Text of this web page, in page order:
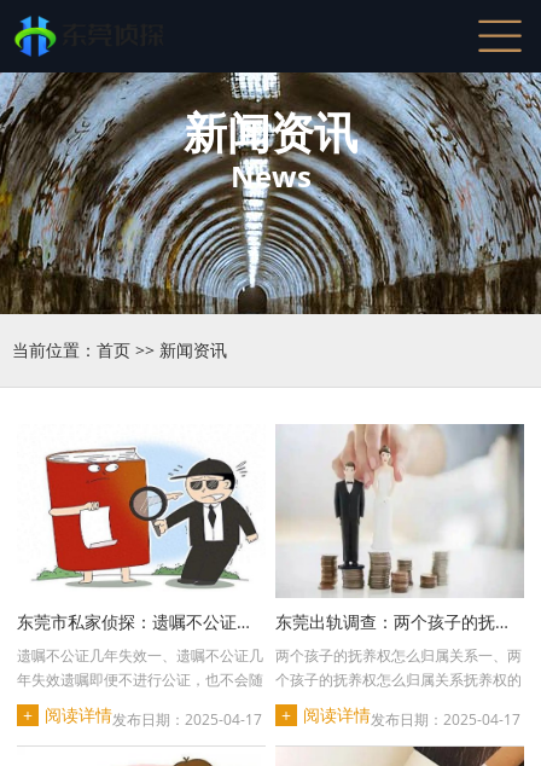
新闻资讯
News
当前位置： 首页 >> 新闻资讯
东莞市私家侦探：遗嘱不公证几年失效
遗嘱不公证几年失效一、遗嘱不公证几
年失效遗嘱即便不进行公证，也不会随
着时间的推移而失···
+ 阅读详情发布日期：2025-04-17
东莞出轨调查：两个孩子的抚养权怎么归属关系
两个孩子的抚养权怎么归属关系一、两
个孩子的抚养权怎么归属关系抚养权的
归属需综合多方面···
+ 阅读详情发布日期：2025-04-17